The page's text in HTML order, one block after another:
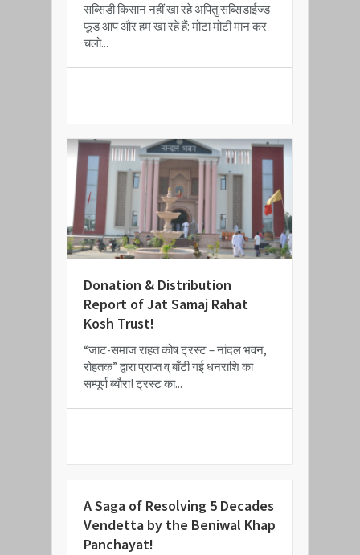
सब्सिडी किसान नहीं खा रहे अपितु सब्सिडाईज्ड
फूड आप और हम खा रहे हैं: मोटा मोटी मान कर
चलो...
Donation & Distribution
Report of Jat Samaj Rahat
Kosh Trust!
“जाट-समाज राहत कोष ट्रस्ट – नांदल भवन,
रोहतक” द्वारा प्राप्त व् बाँटी गई धनराशि का
सम्पूर्ण ब्यौरा! ट्रस्ट का...
A Saga of Resolving 5 Decades
Vendetta by the Beniwal Khap
Panchayat!